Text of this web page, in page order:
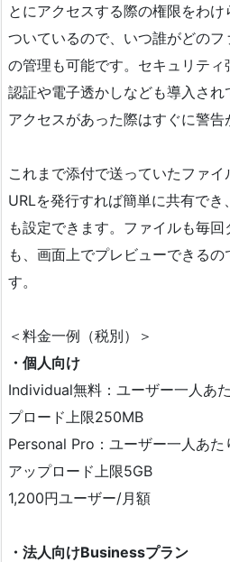
とにアクセスする際の権限をわ
ついているので、いつ誰がどの
の管理も可能です。セキュリテ
認証や電子透かしなども導入さ
アクセスがあった際はすぐに警告
これまで添付で送っていたファ
URLを発行すれば簡単に共有で
も設定できます。ファイルも毎
も、画面上でプレビューできる
す。
＜料金一例（税別）＞
・個人向け
Individual無料：ユーザー一人あ
プロード上限250MB
Personal Pro：ユーザー一人あ
アップロード上限5GB
1,200円ユーザー/月額
・法人向けBusinessプラン